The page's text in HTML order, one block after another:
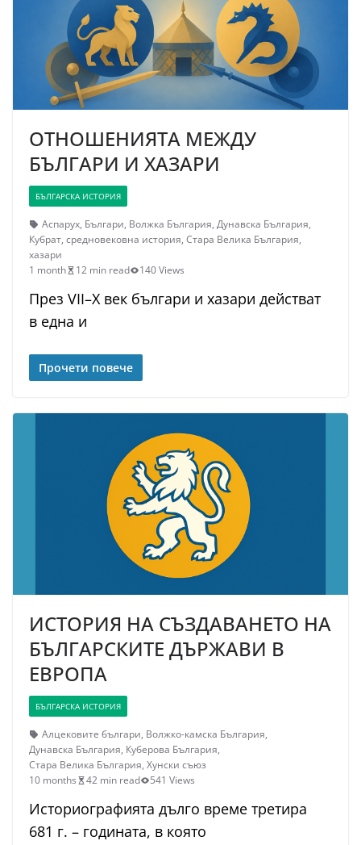
ОТНОШЕНИЯТА МЕЖДУ
БЪЛГАРИ И ХАЗАРИ
БЪЛГАРСКА ИСТОРИЯ
Аспарух, Българи, Волжка България, Дунавска България,
Кубрат, средновековна история, Стара Велика България,
хазари
1 month
12 min read 140 Views
През VII–X век българи и хазари действат
в една и
Прочети повече
ИСТОРИЯ НА СЪЗДАВАНЕТО НА
БЪЛГАРСКИТЕ ДЪРЖАВИ В
ЕВРОПА
БЪЛГАРСКА ИСТОРИЯ
Алцековите българи, Волжко-камска България,
Дунавска България, Куберова България,
Стара Велика България, Хунски съюз
10 months
42 min read 541 Views
Историографията дълго време третира
681 г. – годината, в която